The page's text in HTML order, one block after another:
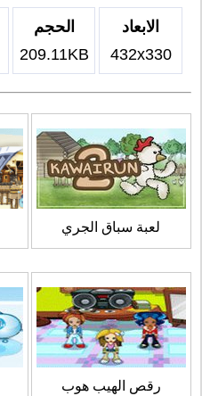
الابعاد
432x330
الحجم
209.11KB
لعبة سباق الجري
رقص الهيب هوب